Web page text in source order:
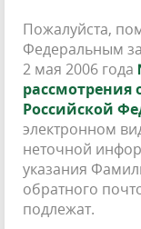
Пожалуйста,
Федеральным
2 мая 2006 года
Российской
электронном
неточной
указания
обратного
подлежат.